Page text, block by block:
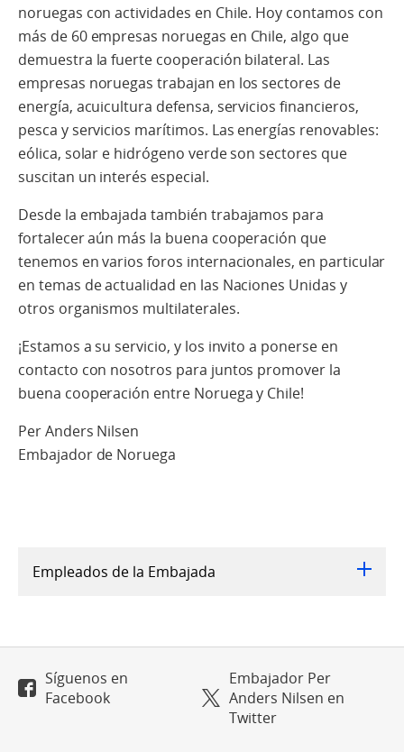
noruegas con actividades en Chile. Hoy contamos con
más de 60 empresas noruegas en Chile, algo que
demuestra la fuerte cooperación bilateral. Las
empresas noruegas trabajan en los sectores de
energía, acuicultura defensa, servicios financieros,
pesca y servicios marítimos. Las energías renovables:
eólica, solar e hidrógeno verde son sectores que
suscitan un interés especial.
Desde la embajada también trabajamos para
fortalecer aún más la buena cooperación que
tenemos en varios foros internacionales, en particular
en temas de actualidad en las Naciones Unidas y
otros organismos multilaterales.
¡Estamos a su servicio, y los invito a ponerse en
contacto con nosotros para juntos promover la
buena cooperación entre Noruega y Chile!
Per Anders Nilsen
Embajador de Noruega
Empleados de la Embajada
Síguenos en
Facebook
Embajador Per
Anders Nilsen en
Twitter